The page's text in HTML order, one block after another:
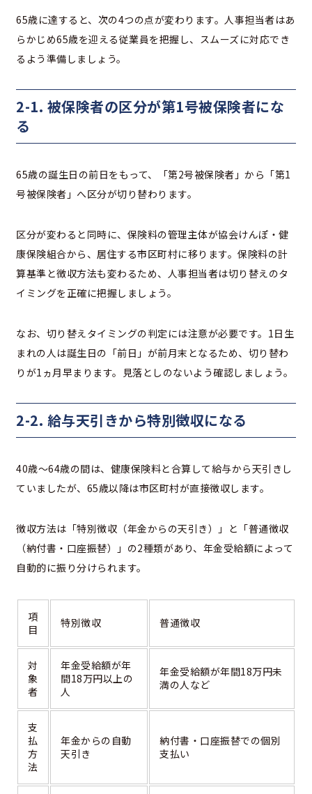
65歳に達すると、次の4つの点が変わります。人事担当者はあ
らかじめ65歳を迎える従業員を把握し、スムーズに対応でき
るよう準備しましょう。
2-1. 被保険者の区分が第1号被保険者にな
る
65歳の誕生日の前日をもって、「第2号被保険者」から「第1
号被保険者」へ区分が切り替わります。
区分が変わると同時に、保険料の管理主体が協会けんぽ・健
康保険組合から、居住する市区町村に移ります。保険料の計
算基準と徴収方法も変わるため、人事担当者は切り替えのタ
イミングを正確に把握しましょう。
なお、切り替えタイミングの判定には注意が必要です。1日生
まれの人は誕生日の「前日」が前月末となるため、切り替わ
りが1ヵ月早まります。見落としのないよう確認しましょう。
2-2. 給与天引きから特別徴収になる
40歳〜64歳の間は、健康保険料と合算して給与から天引きし
ていましたが、65歳以降は市区町村が直接徴収します。
徴収方法は「特別徴収（年金からの天引き）」と「普通徴収
（納付書・口座振替）」の2種類があり、年金受給額によって
自動的に振り分けられます。
項
目
特別徴収 普通徴収
対
象
者
年金受給額が年
間18万円以上の
人
年金受給額が年間18万円未
満の人など
支
払
方
法
年金からの自動
天引き
納付書・口座振替での個別
支払い